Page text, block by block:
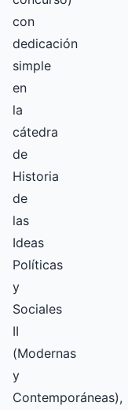
con
dedicación
simple
en
la
cátedra
de
Historia
de
las
Ideas
Políticas
y
Sociales
II
(Modernas
y
Contemporáneas),